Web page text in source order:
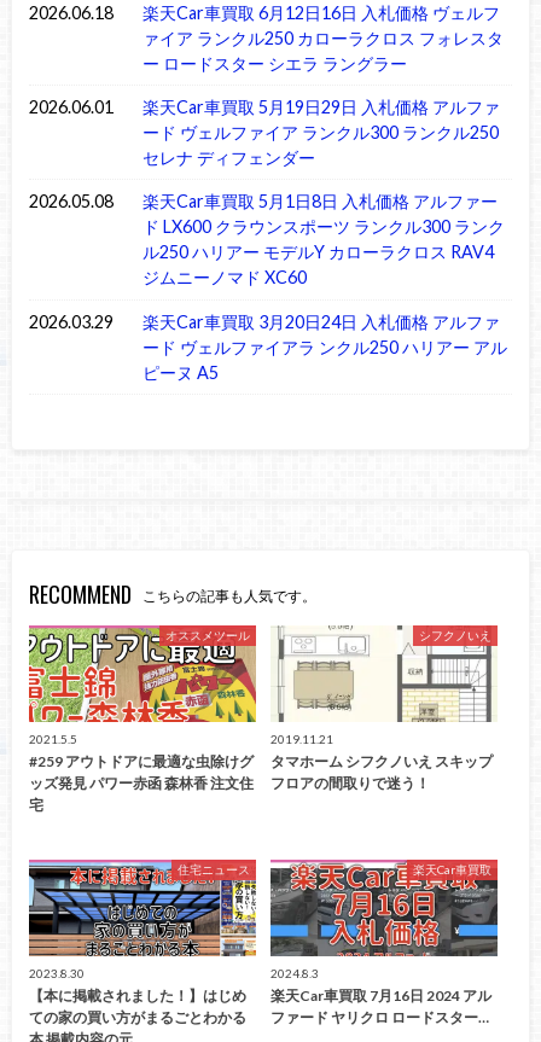
2026.06.18
楽天Car車買取 6月12日16日 入札価格 ヴェルフ
ァイア ランクル250 カローラクロス フォレスタ
ー ロードスター シエラ ラングラー
2026.06.01
楽天Car車買取 5月19日29日 入札価格 アルファ
ード ヴェルファイア ランクル300 ランクル250
セレナ ディフェンダー
2026.05.08
楽天Car車買取 5月1日8日 入札価格 アルファー
ド LX600 クラウンスポーツ ランクル300 ランク
ル250 ハリアー モデルY カローラクロス RAV4
ジムニーノマド XC60
2026.03.29
楽天Car車買取 3月20日24日 入札価格 アルファ
ード ヴェルファイアラ ンクル250 ハリアー アル
ピーヌ A5
RECOMMEND こちらの記事も人気です。
オススメツール
2021.5.5
#259 アウトドアに最適な虫除けグ
ッズ発見 パワー赤函 森林香 注文住
宅
シフクノいえ
2019.11.21
タマホーム シフクノいえ スキップ
フロアの間取りで迷う！
住宅ニュース
2023.8.30
【本に掲載されました！】はじめ
ての家の買い方がまるごとわかる
楽天Car車買取
2024.8.3
楽天Car車買取 7月16日 2024 アル
ファード ヤリクロ ロードスター…